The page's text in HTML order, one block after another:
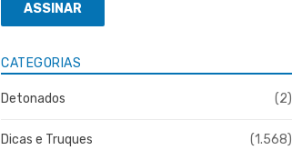
mailASSINAR
CATEGORIAS
Detonados (2)
Dicas e Truques (1.568)